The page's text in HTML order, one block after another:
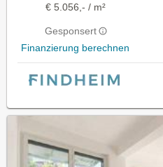
€ 5.056,- / m²
Gesponsert
Finanzierung berechnen